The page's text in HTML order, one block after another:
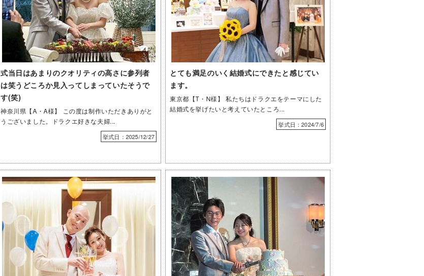
式当日はあまりのクオリティの高さに参列者
は笑うどころか見入ってしまっていたそうで
す(笑)
神奈川県【A・A様】 この度は制作いただきありがと
うございました。ドラクエ好きな夫婦...
挙式日：2025/12/27
とても満足のいく結婚式にできたと感じてい
ます。
東京都【T・N様】 私たちはドラクエをテーマにした
結婚式を挙げたいと考えていたところ...
挙式日：2024/7/6